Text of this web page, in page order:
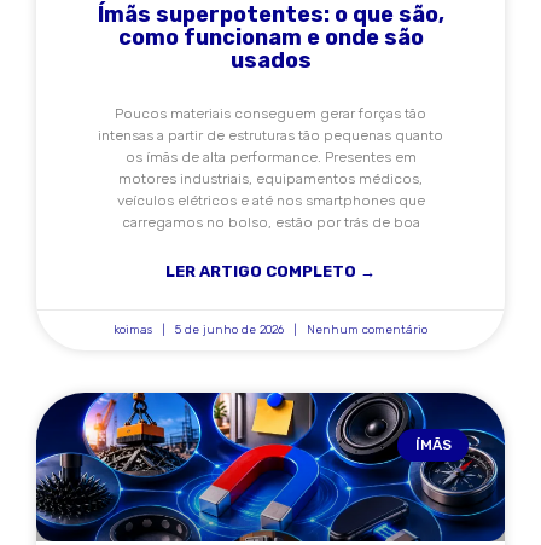
Ímãs superpotentes: o que são,
como funcionam e onde são
usados
Poucos materiais conseguem gerar forças tão
intensas a partir de estruturas tão pequenas quanto
os ímãs de alta performance. Presentes em
motores industriais, equipamentos médicos,
veículos elétricos e até nos smartphones que
carregamos no bolso, estão por trás de boa
LER ARTIGO COMPLETO →
koimas 5 de junho de 2026 Nenhum comentário
ÍMÃS